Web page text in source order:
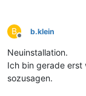
B
Offline
b.klein
Neuinstallation.
Ich bin gerade erst
sozusagen.